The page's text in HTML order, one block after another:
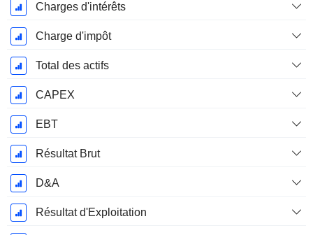
Charges d'intérêts
Charge d'impôt
Total des actifs
CAPEX
EBT
Résultat Brut
D&A
Résultat d'Exploitation